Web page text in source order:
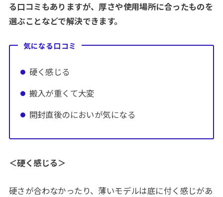
る口コミもありますが、厚さや使用場所に合ったものを
選ぶことなどで解決できます。
気になる口コミ
硬く感じる
搬入が重くて大変
開封直後のにおいが気になる
＜硬く感じる＞
硬さが合わなかったり、薄いモデルは底に付く感じがあ